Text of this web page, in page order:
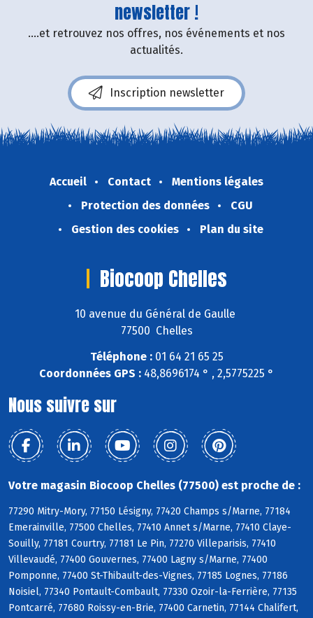
newsletter !
....et retrouvez nos offres, nos événements et nos
actualités.
Inscription newsletter
Accueil Contact
Mentions légales
Protection des données
CGU
Gestion des cookies
Plan du site
Biocoop Chelles
10 avenue du Général de Gaulle
77500 Chelles
Téléphone :01 64 21 65 25
Coordonnées GPS : 48,8696174 ° , 2,5775225 °
Nous suivre sur
Votre magasin Biocoop Chelles (77500) est proche de :
77290 Mitry-Mory, 77150 Lésigny, 77420 Champs s/Marne, 77184
Emerainville, 77500 Chelles, 77410 Annet s/Marne, 77410 Claye-
Souilly, 77181 Courtry, 77181 Le Pin, 77270 Villeparisis, 77410
Villevaudé, 77400 Gouvernes, 77400 Lagny s/Marne, 77400
Pomponne, 77400 St-Thibault-des-Vignes, 77185 Lognes, 77186
Noisiel, 77340 Pontault-Combault, 77330 Ozoir-la-Ferrière, 77135
Pontcarré, 77680 Roissy-en-Brie, 77400 Carnetin, 77144 Chalifert,